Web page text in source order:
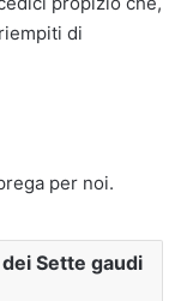
di
per noi.
Sette gaudi